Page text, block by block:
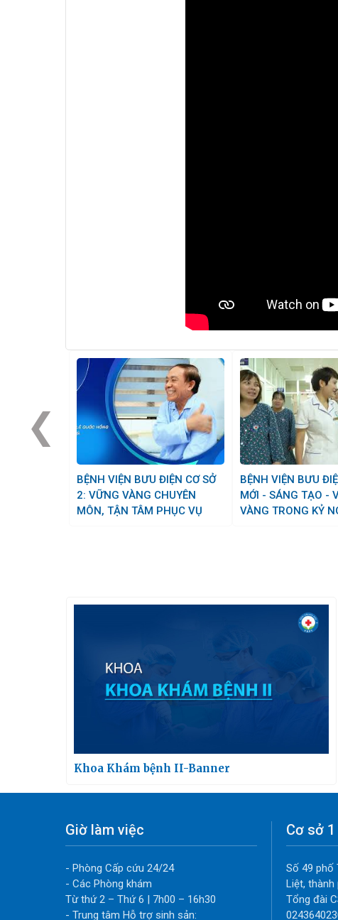
BỆNH VIỆN BƯU ĐIỆN CƠ SỞ
2: VỮNG VÀNG CHUYÊN
MÔN, TẬN TÂM PHỤC VỤ
BỆNH VIỆN BƯU ĐIỆN: ĐỔI
MỚI - SÁNG TẠO -
VÀNG TRONG KỶ
❮
Khoa Khám bệnh II-Banner
Giờ làm việc
- Phòng Cấp cứu 24/24
- Các Phòng khám
Từ thứ 2 – Thứ 6 | 7h00 – 16h30
- Trung tâm Hỗ trợ sinh sản:
Cơ sở 1
Số 49 phố
Liệt, thành
Tổng đài